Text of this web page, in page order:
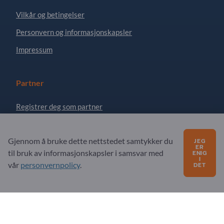
Vilkår og betingelser
Personvern og informasjonskapsler
Impressum
Partner
Registrer deg som partner
Spørsmål?
Gjennom å bruke dette nettstedet samtykker du
til bruk av informasjonskapsler i samsvar med
vår personvernpolicy.
JEG
ER
ENIG
I
DET